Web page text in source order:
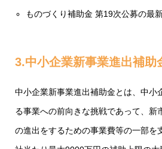
ものづくり補助金 第19次公募の最
3.中小企業新事業進出補助
中小企業新事業進出補助金とは、中小
る事業への前向きな挑戦であって、新
の進出をするための事業費等の一部を